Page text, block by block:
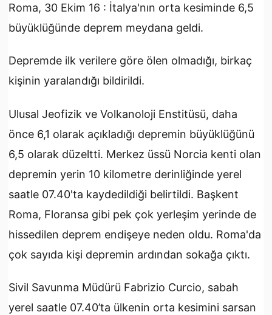
Roma, 30 Ekim 16 : İtalya'nın orta kesiminde 6,5
büyüklüğünde deprem meydana geldi.
Depremde ilk verilere göre ölen olmadığı, birkaç
kişinin yaralandığı bildirildi.
Ulusal Jeofizik ve Volkanoloji Enstitüsü, daha
önce 6,1 olarak açıkladığı depremin büyüklüğünü
6,5 olarak düzeltti. Merkez üssü Norcia kenti olan
depremin yerin 10 kilometre derinliğinde yerel
saatle 07.40'ta kaydedildiği belirtildi. Başkent
Roma, Floransa gibi pek çok yerleşim yerinde de
hissedilen deprem endişeye neden oldu. Roma'da
çok sayıda kişi depremin ardından sokağa çıktı.
Sivil Savunma Müdürü Fabrizio Curcio, sabah
yerel saatle 07.40’ta ülkenin orta kesimini sarsan